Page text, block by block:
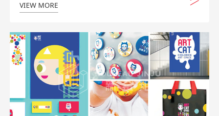
VIEW MORE